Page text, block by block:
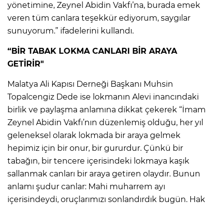
yönetimine, Zeynel Abidin Vakfı’na, burada emek
veren tüm canlara teşekkür ediyorum, saygılar
sunuyorum.” ifadelerini kullandı.
“BİR TABAK LOKMA CANLARI BİR ARAYA
GETİRİR"
Malatya Ali Kapısı Derneği Başkanı Muhsin
Topalcengiz Dede ise lokmanın Alevi inancındaki
birlik ve paylaşma anlamına dikkat çekerek “İmam
Zeynel Abidin Vakfı’nın düzenlemiş olduğu, her yıl
geleneksel olarak lokmada bir araya gelmek
hepimiz için bir onur, bir gururdur. Çünkü bir
tabağın, bir tencere içerisindeki lokmaya kaşık
sallanmak canları bir araya getiren olaydır. Bunun
anlamı şudur canlar: Mahi muharrem ayı
içerisindeydi, oruçlarımızı sonlandırdık bugün. Hak